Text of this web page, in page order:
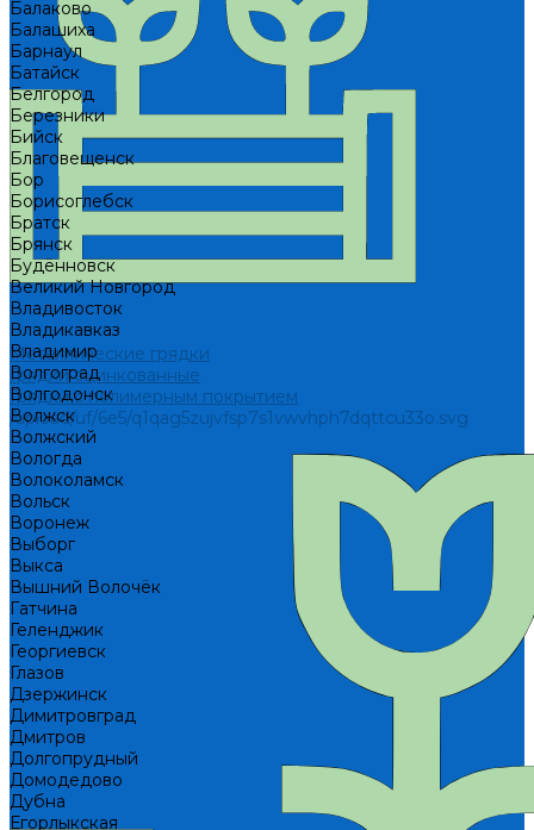
Балаково
Балашиха
Барнаул
Батайск
Белгород
Березники
Бийск
Благовещенск
Бор
Борисоглебск
Братск
Брянск
Будённовск
Великий Новгород
Владивосток
Владикавказ
Владимир
Волгоград
Волгодонск
Волжск
Волжский
Вологда
Волоколамск
Вольск
Воронеж
Выборг
Выкса
Вышний Волочёк
Гатчина
Геленджик
Георгиевск
Глазов
Дзержинск
Димитровград
Дмитров
Долгопрудный
Домодедово
Дубна
Егорлыкская
Металлические грядки
Грядки оцинкованные
Грядки с полимерным покрытием
/upload/uf/6e5/q1qag5zujvfsp7s1vwvhph7dqttcu33o.svg